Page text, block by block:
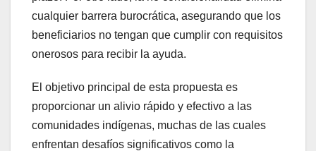
cualquier barrera burocrática, asegurando que los
beneficiarios no tengan que cumplir con requisitos
onerosos para recibir la ayuda.
El objetivo principal de esta propuesta es
proporcionar un alivio rápido y efectivo a las
comunidades indígenas, muchas de las cuales
enfrentan desafíos significativos como la